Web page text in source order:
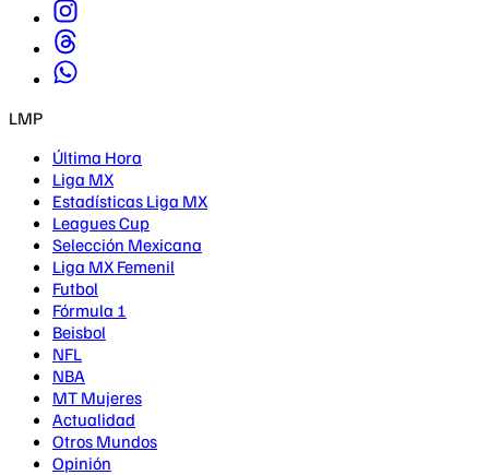
LMP
Última Hora
Liga MX
Estadísticas Liga MX
Leagues Cup
Selección Mexicana
Liga MX Femenil
Futbol
Fórmula 1
Beisbol
NFL
NBA
MT Mujeres
Actualidad
Otros Mundos
Opinión